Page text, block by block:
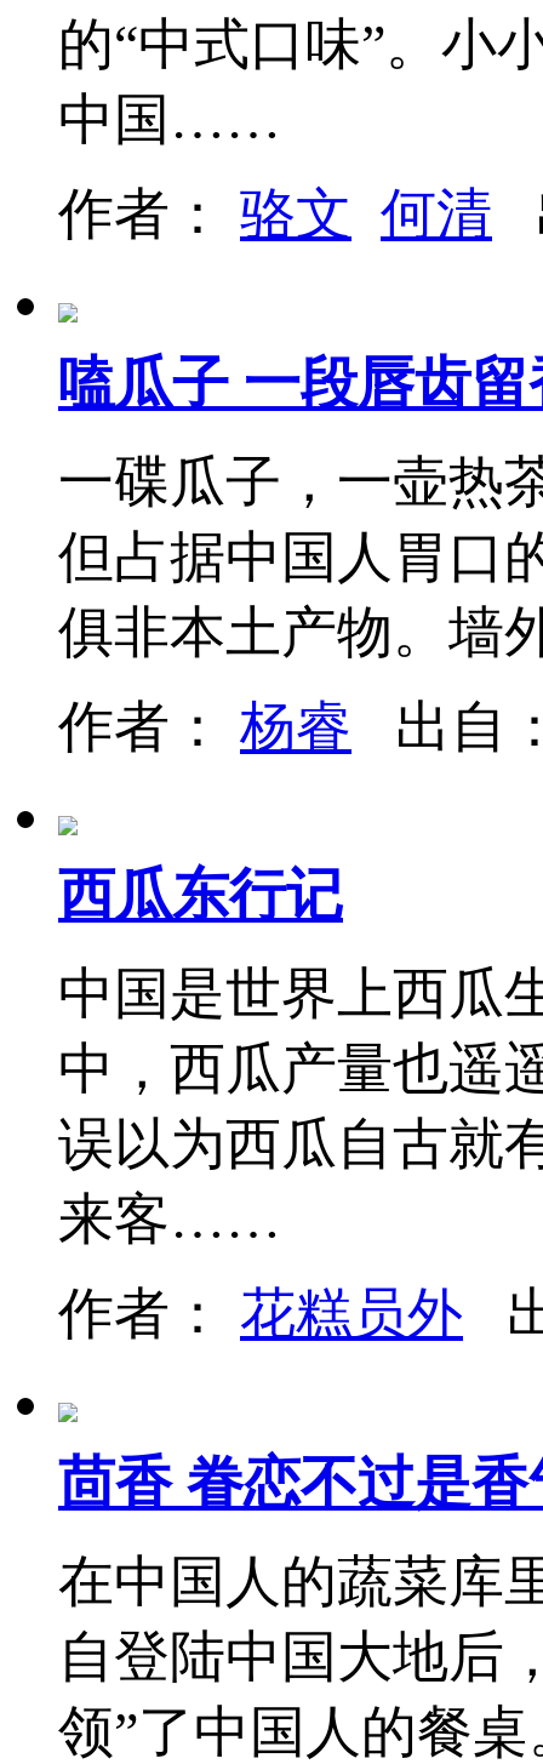
的“中式口味”。小
中国……
作者： 骆文 何清
嗑瓜子 一段唇齿
一碟瓜子，一壶热
但占据中国人胃口
俱非本土产物。墙
作者： 杨睿 出自
西瓜东行记
中国是世界上西瓜
中，西瓜产量也遥
误以为西瓜自古就
来客……
作者： 花糕员外
茴香 眷恋不过是香
在中国人的蔬菜库
自登陆中国大地后
领”了中国人的餐桌